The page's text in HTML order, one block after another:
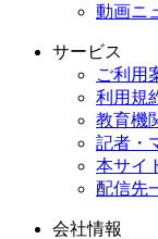
動画ニ
サービス
ご利用
利用規
教育機
記者・
本サイ
配信先
会社情報